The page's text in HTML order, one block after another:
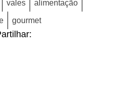
vales alimentação
gourmet